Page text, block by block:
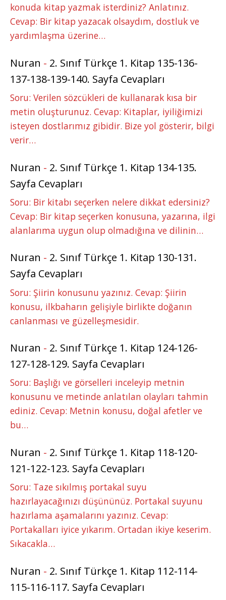
konuda kitap yazmak isterdiniz? Anlatınız.
Cevap: Bir kitap yazacak olsaydım, dostluk ve
yardımlaşma üzerine…
Nuran - 2. Sınıf Türkçe 1. Kitap 135-136-
137-138-139-140. Sayfa Cevapları
Soru: Verilen sözcükleri de kullanarak kısa bir
metin oluşturunuz. Cevap: Kitaplar, iyiliğimizi
isteyen dostlarımız gibidir. Bize yol gösterir, bilgi
verir…
Nuran - 2. Sınıf Türkçe 1. Kitap 134-135.
Sayfa Cevapları
Soru: Bir kitabı seçerken nelere dikkat edersiniz?
Cevap: Bir kitap seçerken konusuna, yazarına, ilgi
alanlarıma uygun olup olmadığına ve dilinin…
Nuran - 2. Sınıf Türkçe 1. Kitap 130-131.
Sayfa Cevapları
Soru: Şiirin konusunu yazınız. Cevap: Şiirin
konusu, ilkbaharın gelişiyle birlikte doğanın
canlanması ve güzelleşmesidir.
Nuran - 2. Sınıf Türkçe 1. Kitap 124-126-
127-128-129. Sayfa Cevapları
Soru: Başlığı ve görselleri inceleyip metnin
konusunu ve metinde anlatılan olayları tahmin
ediniz. Cevap: Metnin konusu, doğal afetler ve
bu…
Nuran - 2. Sınıf Türkçe 1. Kitap 118-120-
121-122-123. Sayfa Cevapları
Soru: Taze sıkılmış portakal suyu
hazırlayacağınızı düşününüz. Portakal suyunu
hazırlama aşamalarını yazınız. Cevap:
Portakalları iyice yıkarım. Ortadan ikiye keserim.
Sıkacakla…
Nuran - 2. Sınıf Türkçe 1. Kitap 112-114-
115-116-117. Sayfa Cevapları